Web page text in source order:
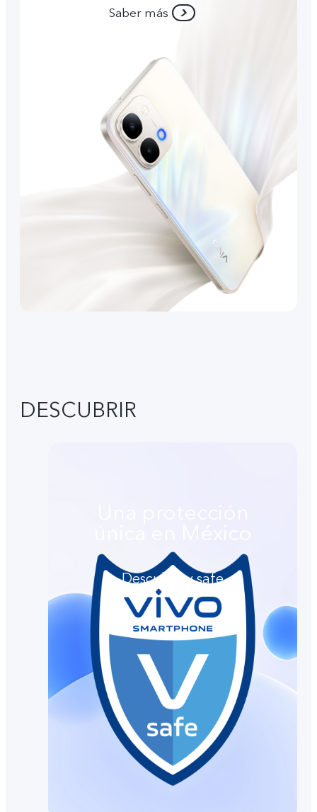
Saber más
DESCUBRIR
Descubre v.safe